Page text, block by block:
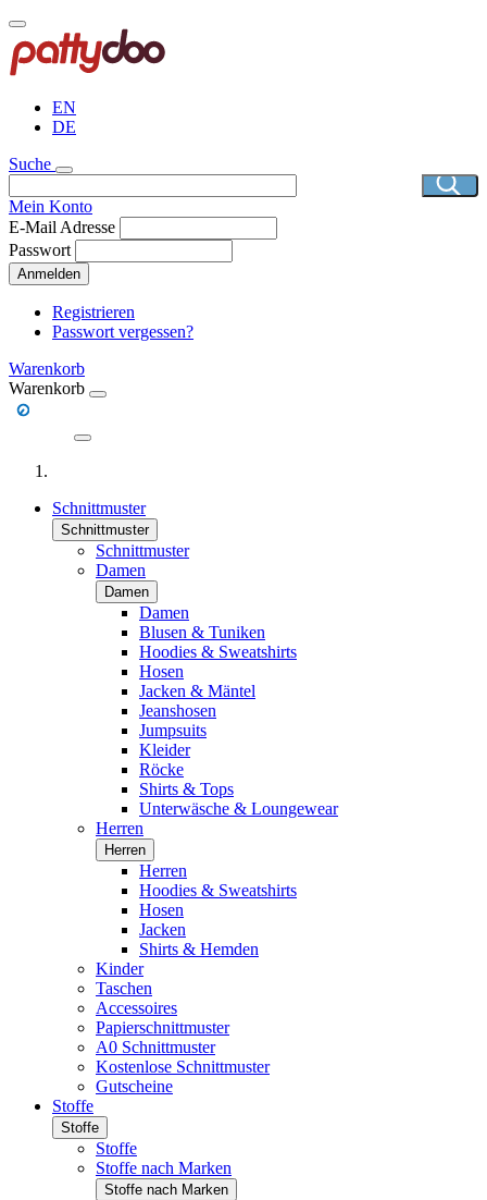
Direkt
zum
Inhalt
EN
DE
Suche
Mein Konto
E-Mail Adresse
Passwort
Anmelden
Registrieren
Passwort vergessen?
Warenkorb
Warenkorb
Schnittmuster
Schnittmuster
Schnittmuster
Damen
Damen
Damen
Blusen & Tuniken
Hoodies & Sweatshirts
Hosen
Jacken & Mäntel
Jeanshosen
Jumpsuits
Kleider
Röcke
Shirts & Tops
Unterwäsche & Loungewear
Herren
Herren
Herren
Hoodies & Sweatshirts
Hosen
Jacken
Shirts & Hemden
Kinder
Taschen
Accessoires
Papierschnittmuster
A0 Schnittmuster
Kostenlose Schnittmuster
Gutscheine
Stoffe
Stoffe
Stoffe
Stoffe nach Marken
Stoffe nach Marken